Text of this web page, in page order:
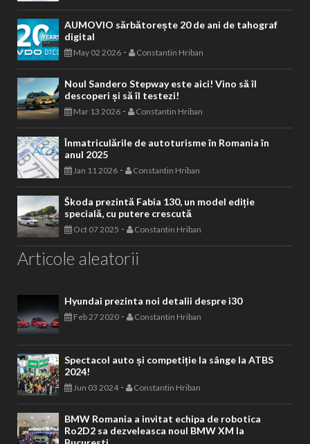
AUMOVIO sărbătorește 20 de ani de tahograf
digital
May 02 2026 - Constantin Hriban
Noul Sandero Stepway este aici! Vino să îl
descoperi și să îl testezi!
Mar 13 2026 - Constantin Hriban
Înmatriculările de autoturisme în Romania în
anul 2025
Jan 11 2026 - Constantin Hriban
Škoda prezintă Fabia 130, un model ediție
specială, cu putere crescută
Oct 07 2025 - Constantin Hriban
Articole aleatorii
Hyundai prezinta noi detalii despre i30
Feb 27 2020 - Constantin Hriban
Spectacol auto și competiție la sânge la ATBS
2024!
Jun 03 2024- Constantin Hriban
BMW Romania a invitat echipa de robotica
Ro2D2 sa dezveleasca noul BMW XM la